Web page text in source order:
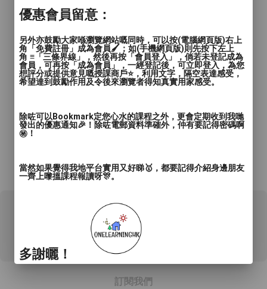
*所有資料只供參考，詳情請向商戶查詢。
訂閱我們
優惠會員留意：
另外亦鼓勵大家喺瀏覽網站嘅同時，可以按(電腦網頁版)右上
角「免費註冊」成為會員🖌️；如(手機網頁版)則先按下左上
角 ≡「三條界線」，然後再按「會員登入」，倘若未登記成為
會員，可再按「成為會員」，一經登記後，可立即登入，為您
想評分或提供意見嘅授課商戶⭐️，利用文字，隔空表達感受，
希望達到鼓勵作用及令後來瀏覽者得知真實用家感受。
除咗可以Bookmark定您心水的課程之外，更會定期收到我哋
發出的優惠通知🎉！除咗電郵資料準確外，仲有要記得密碼啊
㊙️！
當然如果覺得我地平台實用又好睇🥇，都要記得介紹身邊朋友
一齊上嚟搵課程報讀呀🎊。
多謝曬！